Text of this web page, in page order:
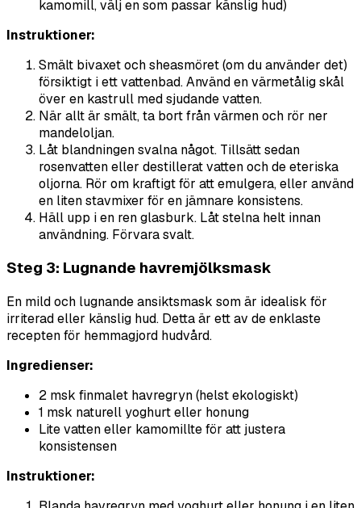
kamomill, välj en som passar känslig hud)
Instruktioner:
Smält bivaxet och sheasmöret (om du använder det)
försiktigt i ett vattenbad. Använd en värmetålig skål
över en kastrull med sjudande vatten.
När allt är smält, ta bort från värmen och rör ner
mandeloljan.
Låt blandningen svalna något. Tillsätt sedan
rosenvatten eller destillerat vatten och de eteriska
oljorna. Rör om kraftigt för att emulgera, eller använd
en liten stavmixer för en jämnare konsistens.
Häll upp i en ren glasburk. Låt stelna helt innan
användning. Förvara svalt.
Steg 3: Lugnande havremjölksmask
En mild och lugnande ansiktsmask som är idealisk för
irriterad eller känslig hud. Detta är ett av de enklaste
recepten för hemmagjord hudvård.
Ingredienser:
2 msk finmalet havregryn (helst ekologiskt)
1 msk naturell yoghurt eller honung
Lite vatten eller kamomillte för att justera
konsistensen
Instruktioner: